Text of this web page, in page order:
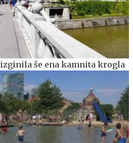
še ena kamnita krogla